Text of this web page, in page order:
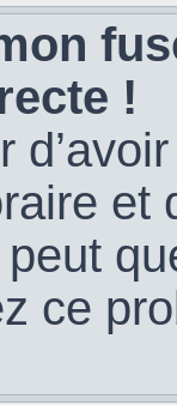
!
et
ce